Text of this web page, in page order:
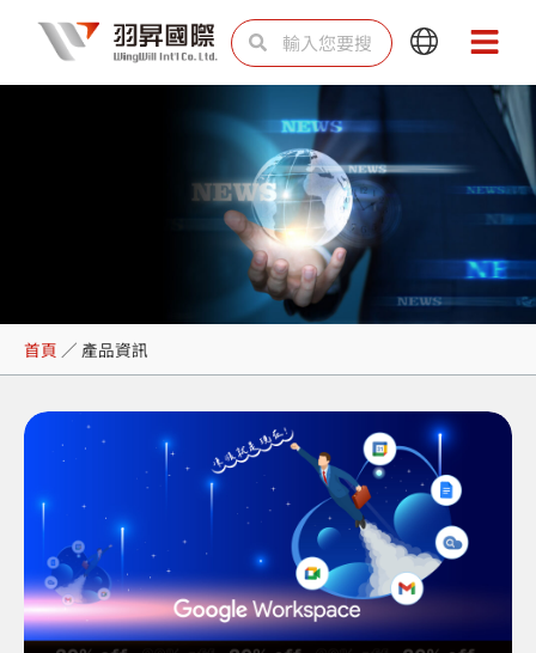
主
搜
尋 尋
Main
Menu
Main
Menu
產品資訊
首頁 ／ 產品資訊